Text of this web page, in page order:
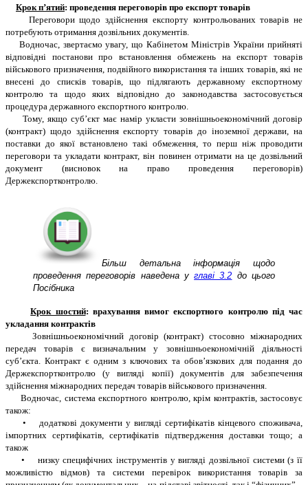
Крок п’ятий: проведення переговорів про експорт товарів
Переговори щодо здійснення експорту контрольованих товарів не
потребують отримання дозвільних документів.
Водночас, звертаємо увагу, що Кабінетом Міністрів України прийняті
відповідні постанови про встановлення обмежень на експорт товарів
військового призначення, подвійного використання та інших товарів, які не
внесені до списків товарів, що підлягають державному експортному
контролю та щодо яких відповідно до законодавства застосовується
процедура державного експортного контролю.
Тому, якщо суб’єкт має намір укласти зовнішньоекономічний договір
(контракт) щодо здійснення експорту товарів до іноземної держави, на
поставки до якої встановлено такі обмеження, то перш ніж проводити
переговори та укладати контракт, він повинен отримати на це дозвільний
документ (висновок на право проведення переговорів)
Держекспортконтролю.
Більш детальна інформація щодо
проведення переговорів наведена углаві 3.2 до цього
Посібника
Крок шостий: врахування вимог експортного контролю під час
укладання контрактів
Зовнішньоекономічний договір (контракт) стосовно міжнародних
передач товарів є визначальним у зовнішньоекономічній діяльності
суб’єкта. Контракт є одним з ключових та обов’язкових для подання до
Держекспортконтролю (у вигляді копії) документів для забезпечення
здійснення міжнародних передач товарів військового призначення.
Водночас, система експортного контролю, крім контрактів, застосовує
також:
• додаткові документи у вигляді сертифікатів кінцевого споживача,
імпортних сертифікатів, сертифікатів підтвердження доставки тощо; а
також
• низку специфічних інструментів у вигляді дозвільної системи (з її
можливістю відмов) та системи перевірок використання товарів за